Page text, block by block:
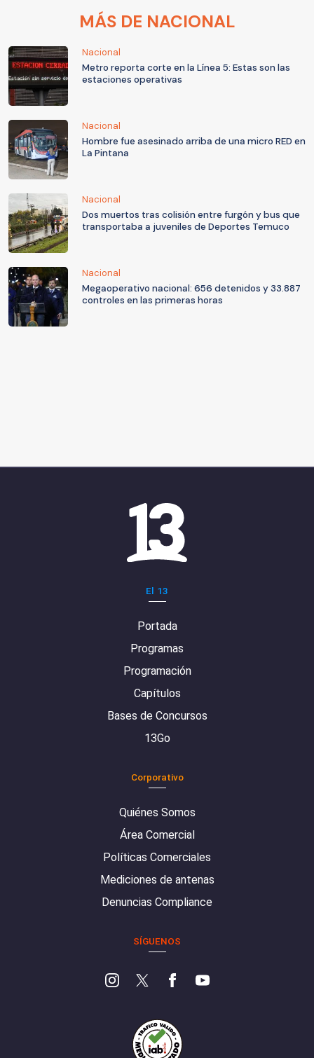
MÁS DE NACIONAL
Nacional
Metro reporta corte en la Línea 5: Estas son las
estaciones operativas
Nacional
Hombre fue asesinado arriba de una micro RED en
La Pintana
Nacional
Dos muertos tras colisión entre furgón y bus que
transportaba a juveniles de Deportes Temuco
Nacional
Megaoperativo nacional: 656 detenidos y 33.887
controles en las primeras horas
El 13
Portada
Programas
Programación
Capítulos
Bases de Concursos
13Go
Corporativo
Quiénes Somos
Área Comercial
Políticas Comerciales
Mediciones de antenas
Denuncias Compliance
SÍGUENOS